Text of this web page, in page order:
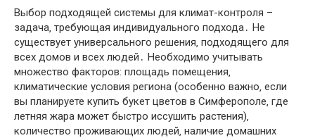
Выбор подходящей системы для климат-контроля –
задача‚ требующая индивидуального подхода․ Не
существует универсального решения‚ подходящего для
всех домов и всех людей․ Необходимо учитывать
множество факторов: площадь помещения‚
климатические условия региона (особенно важно‚ если
вы планируете купить букет цветов в Симферополе‚ где
летняя жара может быстро иссушить растения)‚
количество проживающих людей‚ наличие домашних